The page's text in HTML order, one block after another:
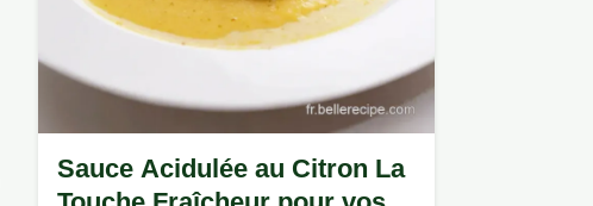
Sauce Acidulée au Citron La